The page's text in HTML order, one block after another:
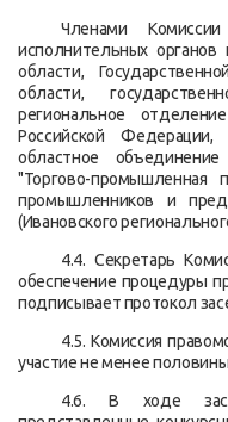
Членами
исполнительных органов
области,
области,
региональное
Российской Федерации,
областное
"Торгово-промышленная
промышленников и
(Ивановского
4.4. Секретарь
обеспечение процедуры
подписывает протокол
4.5. Комиссия
участие не менее
4.6. В ходе